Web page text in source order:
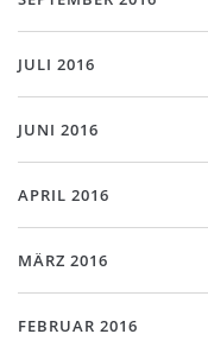
JULI 2016
JUNI 2016
APRIL 2016
MÄRZ 2016
FEBRUAR 2016